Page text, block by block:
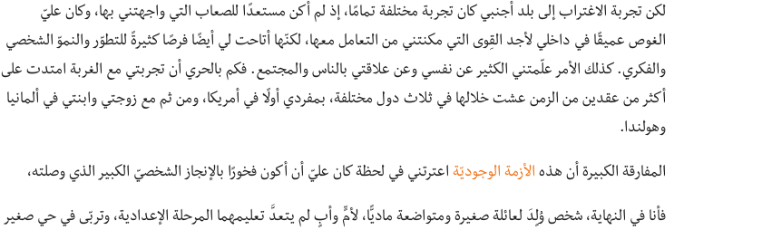
لكن تجربة الاغتراب إلى بلد أجنبي كان تجربة مختلفة تمامًا، إذ لم أكن مستعدًا للصعاب التي واجهتني بها، وكان عليّ
الغوص عميقًا في داخلي لأجد القِوى التي مكنتني من التعامل معها، لكنّها أتاحت لي أيضًا فرصًا كثيرةً للتطوّر والنموّ الشخصي
والفكري. كذلك الأمر علّمتني الكثير عن نفسي وعن علاقتي بالناس والمجتمع. فكم بالحري أن تجربتي مع الغربة امتدت على
أكثر من عقدين من الزمن عشت خلالها في ثلاث دول مختلفة، بمفردي أولًا في أمريكا، ومن ثم مع زوجتي وابنتي في ألمانيا
وهولندا.
المفارقة الكبيرة أن هذه الأزمة الوجوديّة اعترتني في لحظة كان عليّ أن أكون فخورًا بالإنجاز الشخصيّ الكبير الذي وصلته،
فأنا في النهاية، شخص وُلٍدَ لعائلة صغيرة ومتواضعة ماديًّا، لأمٍّ وأبٍ لم يتعدَّ تعليمهما المرحلة الإعدادية، وتربّى في حي صغير